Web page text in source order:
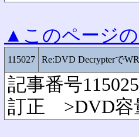
▲このページ
115027 Re:DVD Decrypterで
記事番号
訂正 >DVD容